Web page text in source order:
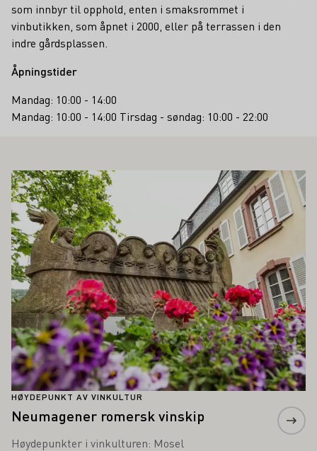
som innbyr til opphold, enten i smaksrommet i
vinbutikken, som åpnet i 2000, eller på terrassen i den
indre gårdsplassen.
Åpningstider
Mandag: 10:00 - 14:00
Mandag: 10:00 - 14:00 Tirsdag - søndag: 10:00 - 22:00
INTERESSERE DEG
HØYDEPUNKT AV VINKULTUR
Neumagener romersk vinskip
Høydepunkter i vinkulturen: Mosel
Lær mer om dette